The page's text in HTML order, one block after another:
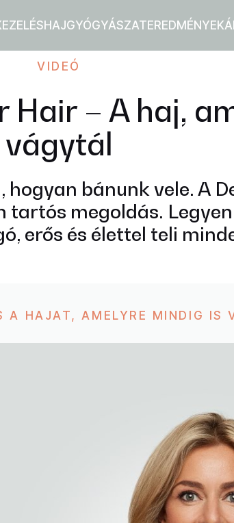
HAJGYÓGYÁSZAT EREDMÉNYEK
VIDEÓ
– A haj,
vágytál
bánunk vele. A
tartós megoldás.
erős és élettel teli
A HAJAT, AMELYRE MINDIG IS